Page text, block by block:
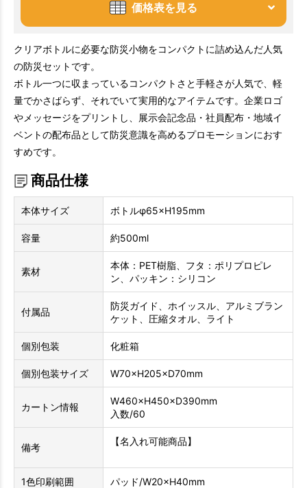
価格表を見る
クリアボトルに必要な防災小物をコンパクトに詰め込んだ人気
の防災セットです。
ボトル一つに収まっているコンパクトさと手軽さが人気で、軽
量でかさばらず、それでいて実用的なアイテムです。企業ロゴ
やメッセージをプリントし、展示会記念品・社員配布・地域イ
ベントの配布品として防災意識を高めるプロモーションにおす
すめです。
商品仕様
本体サイズ ボトルφ65×H195mm
容量 約500ml
素材
本体：PET樹脂、フタ：ポリプロピレ
ン、パッキン：シリコン
付属品
防災ガイド、ホイッスル、アルミブラン
ケット、圧縮タオル、ライト
個別包装 化粧箱
個別包装サイズ W70×H205×D70mm
カートン情報
W460×H450×D390mm
入数/60
備考
【名入れ可能商品】
1色印刷範囲 パッド/W20×H40mm